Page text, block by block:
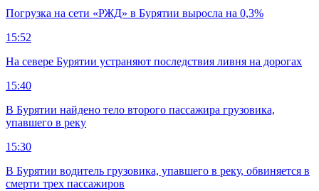
Погрузка на сети «РЖД» в Бурятии выросла на 0,3%
15:52
На севере Бурятии устраняют последствия ливня на дорогах
15:40
В Бурятии найдено тело второго пассажира грузовика,
упавшего в реку
15:30
В Бурятии водитель грузовика, упавшего в реку, обвиняется в
смерти трех пассажиров